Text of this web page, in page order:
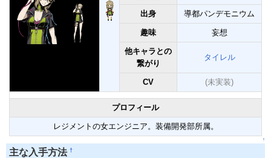
出身 導都パンデモニウム
趣味 妄想
他キャラとの
繋がり
タイレル
CV (未実装)
プロフィール
レジメントの女エンジニア。装備開発部所属。
↑
主な入手方法 †